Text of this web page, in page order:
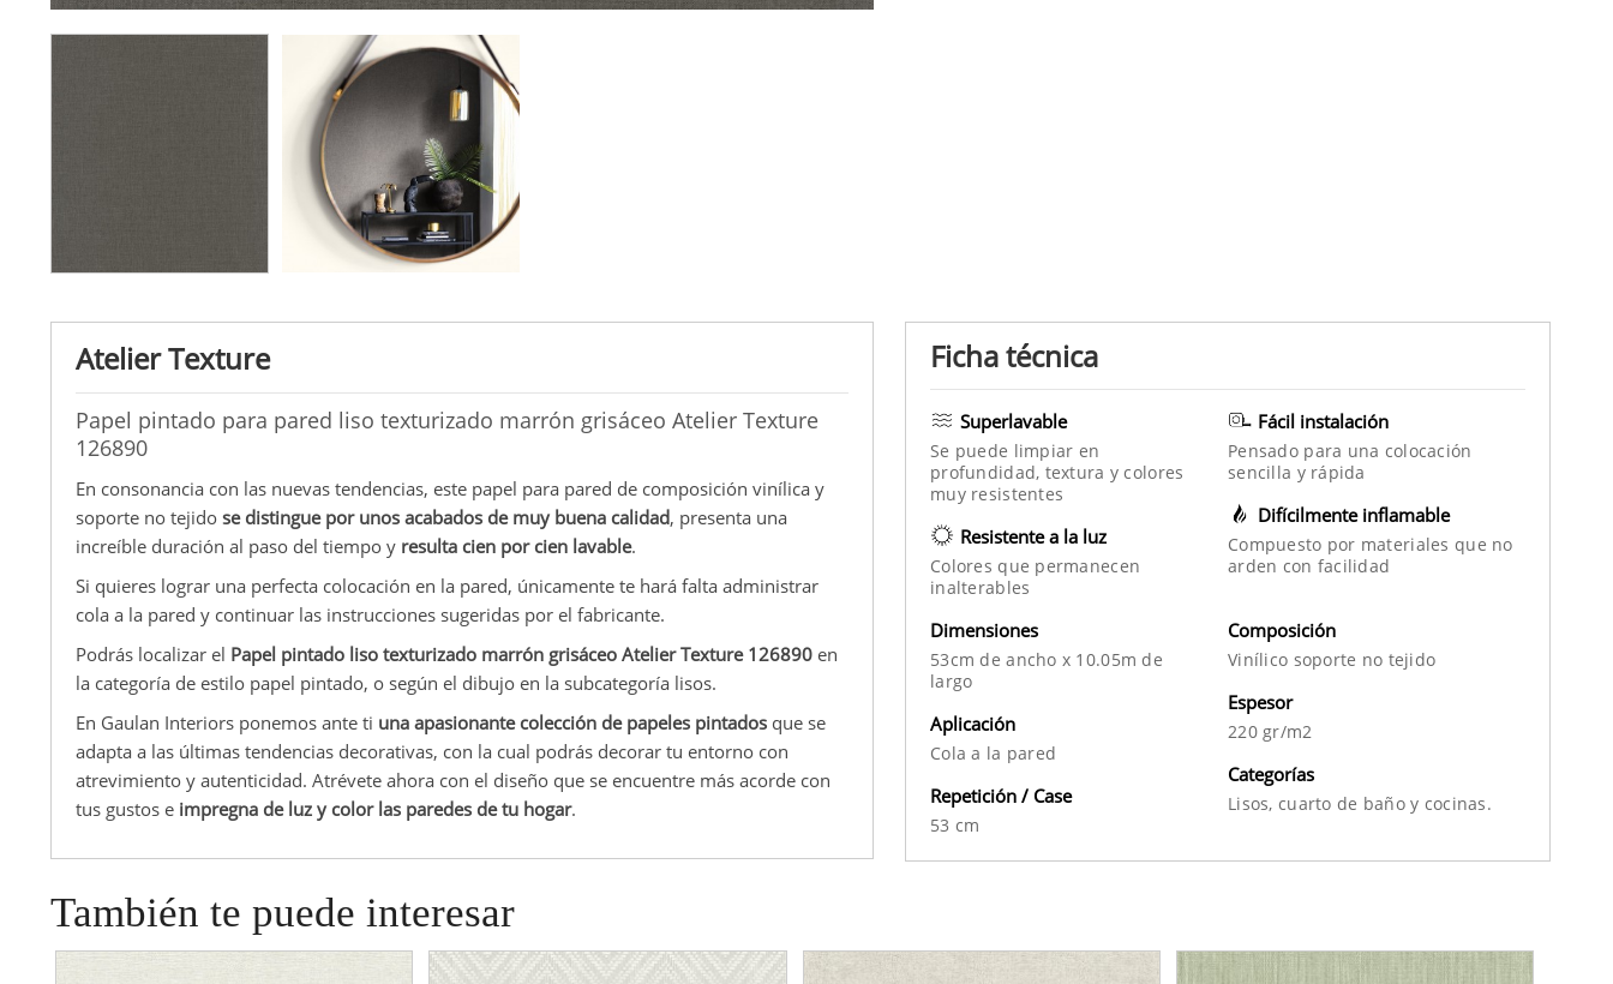
Atelier Texture
Papel pintado para pared liso texturizado marrón grisáceo Atelier Texture
126890
En consonancia con las nuevas tendencias, este papel para pared de composición vinílica y
soporte no tejido se distingue por unos acabados de muy buena calidad, presenta una
increíble duración al paso del tiempo y resulta cien por cien lavable.
Si quieres lograr una perfecta colocación en la pared, únicamente te hará falta administrar
cola a la pared y continuar las instrucciones sugeridas por el fabricante.
Podrás localizar el Papel pintado liso texturizado marrón grisáceo Atelier Texture 126890 en
la categoría de estilo papel pintado, o según el dibujo en la subcategoría lisos.
En Gaulan Interiors ponemos ante ti una apasionante colección de papeles pintados que se
adapta a las últimas tendencias decorativas, con la cual podrás decorar tu entorno con
atrevimiento y autenticidad. Atrévete ahora con el diseño que se encuentre más acorde con
tus gustos e impregna de luz y color las paredes de tu hogar.
Ficha técnica
Superlavable
Se puede limpiar en
profundidad, textura y colores
muy resistentes
Resistente a la luz
Colores que permanecen
inalterables
Fácil instalación
Pensado para una colocación
sencilla y rápida
Difícilmente inflamable
Compuesto por materiales que no
arden con facilidad
Dimensiones
53cm de ancho x 10.05m de
largo
Aplicación
Cola a la pared
Repetición / Case
53 cm
Composición
Vinílico soporte no tejido
Espesor
220 gr/m2
Categorías
Lisos, cuarto de bañoy cocinas.
También te puede interesar